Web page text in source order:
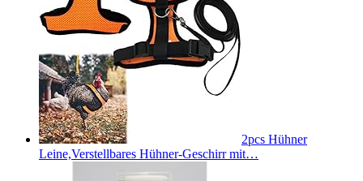
2pcs Hühner
Leine,Verstellbares Hühner-Geschirr mit…